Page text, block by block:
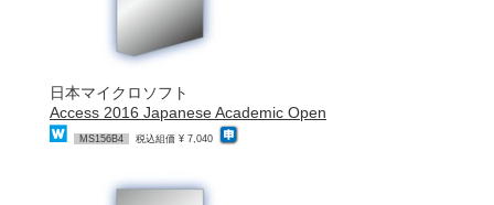
日本マイクロソフト
Access 2016 Japanese Academic Open
MS156B4 税込組価 ¥ 7,040